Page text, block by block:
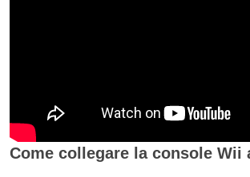
Come collegare la console Wii